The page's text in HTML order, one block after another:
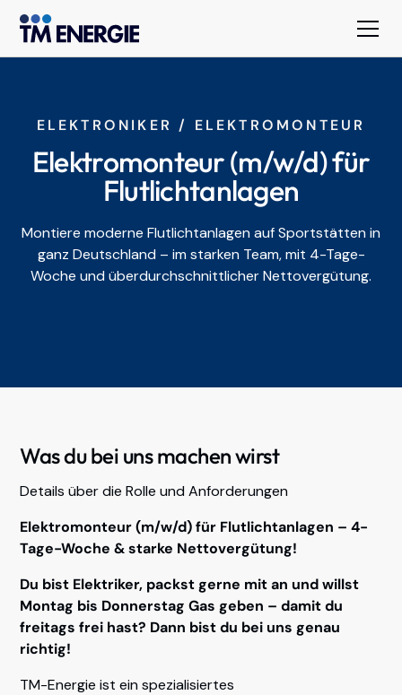
ELEKTRONIKER / ELEKTROMONTEUR
Elektromonteur (m/w/d) für
Flutlichtanlagen
Montiere moderne Flutlichtanlagen auf Sportstätten in
ganz Deutschland – im starken Team, mit 4-Tage-
Woche und überdurchschnittlicher Nettovergütung.
Was du bei uns machen wirst
Details über die Rolle und Anforderungen
Elektromonteur (m/w/d) für Flutlichtanlagen – 4-
Tage-Woche & starke Nettovergütung!
Du bist Elektriker, packst gerne mit an und willst
Montag bis Donnerstag Gas geben – damit du
freitags frei hast? Dann bist du bei uns genau
richtig!
TM-Energie ist ein spezialisiertes